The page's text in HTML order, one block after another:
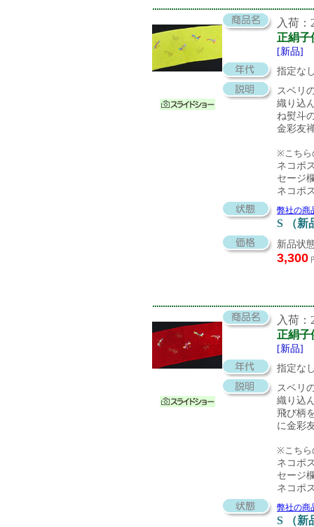
入荷：
正絹子
[新品]
指定な
スベリ
織り込
ね熨斗
金彩友
※こちら
ネコポ
セージ
ネコポ
弊社の商
S （新
新品状
3,300
入荷：
正絹子
[新品]
指定な
スベリ
織り込
飛び柄
に金彩
※こちら
ネコポ
セージ
ネコポ
弊社の商
S （新